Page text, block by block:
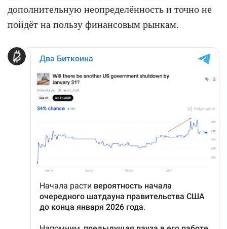
дополнительную неопределённость и точно не
пойдёт на пользу финансовым рынкам.